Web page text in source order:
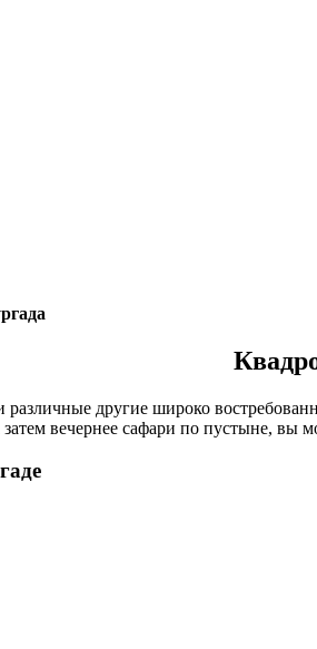
другие широко
вечернее сафари по пустыне,